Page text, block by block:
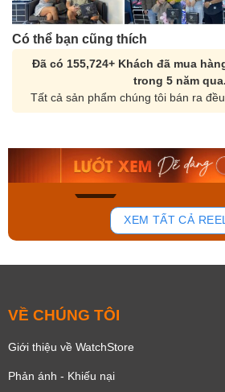
Có thể bạn cũng thích
Đã có 155,724+ Khách đã mua
trong 5 năm qua.
Tất cả sản phẩm chúng tôi bán ra
148
Orient Nam RA-
Mua ngay
XEM TẤT CẢ
VỀ CHÚNG TÔI
Giới thiệu về WatchStore
Phản ánh - Khiếu nại